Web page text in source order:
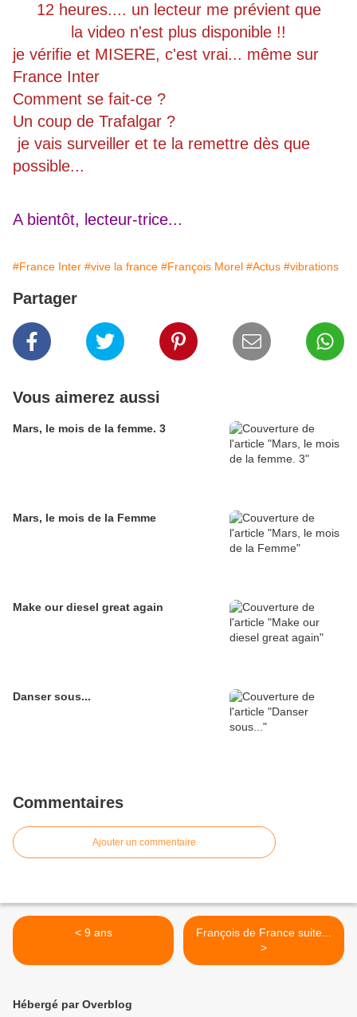
12 heures.... un lecteur me prévient que
la video n'est plus disponible !!
je vérifie et MISERE, c'est vrai... même sur
France Inter
Comment se fait-ce ?
Un coup de Trafalgar ?
je vais surveiller et te la remettre dès que
possible...
A bientôt, lecteur-trice...
#France Inter #vive la france #François Morel #Actus #vibrations
Partager
Vous aimerez aussi
Mars, le mois de la femme. 3
Mars, le mois de la Femme
Make our diesel great again
Danser sous...
Commentaires
Ajouter un commentaire
< 9 ans
François de France suite...
>
Hébergé par Overblog